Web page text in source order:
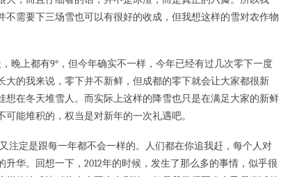
需要下三场雪也可以有很好的收成，但我想这样的雪对农作物
上都有9°，但今年确实不一样，今年已经有过几次零下一度
的我来说，零下并不新鲜，但成都的零下就会让大家都很新
在冬天堆雪人。而实际上这样的降雪也只是在满足大家的新鲜
能堆积的，权当是对新年的一次礼遇吧。
定是跟每一年都不会一样的。人们都在你追我赶，每个人对
华。回想一下，2012年的时候，发生了那么多的事情，似乎很